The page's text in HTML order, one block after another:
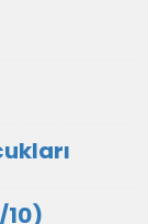
10)